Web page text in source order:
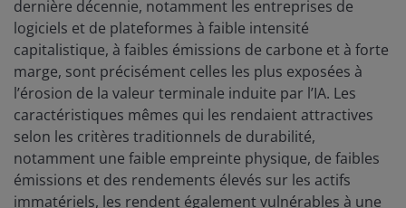
dernière décennie, notamment les entreprises de
logiciels et de plateformes à faible intensité
capitalistique, à faibles émissions de carbone et à forte
marge, sont précisément celles les plus exposées à
l’érosion de la valeur terminale induite par l’IA. Les
caractéristiques mêmes qui les rendaient attractives
selon les critères traditionnels de durabilité,
notamment une faible empreinte physique, de faibles
émissions et des rendements élevés sur les actifs
immatériels, les rendent également vulnérables à une